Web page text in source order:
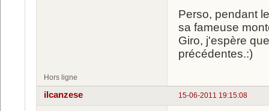
Perso, pendant
sa fameuse
Giro, j'espère
précédentes.:)
Hors ligne
15-06-2011 19:15:08
ilcanzese